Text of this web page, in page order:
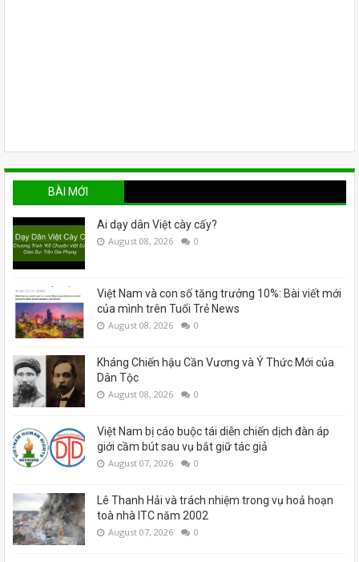
BÀI MỚI
Ai dạy dân Việt cày cấy?
August 08, 2026 0
Việt Nam và con số tăng trưởng 10%: Bài viết mới
của mình trên Tuổi Trẻ News
August 08, 2026 0
Kháng Chiến hậu Cần Vương và Ý Thức Mới của
Dân Tộc
August 08, 2026 0
Việt Nam bị cáo buộc tái diễn chiến dịch đàn áp
giới cầm bút sau vụ bắt giữ tác giả
August 07, 2026 0
Lê Thanh Hải và trách nhiệm trong vụ hoả hoạn
toà nhà ITC năm 2002
August 07, 2026 0